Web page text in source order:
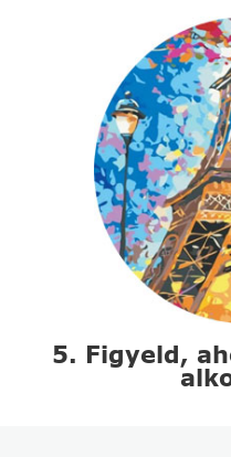
5. Figyeld,